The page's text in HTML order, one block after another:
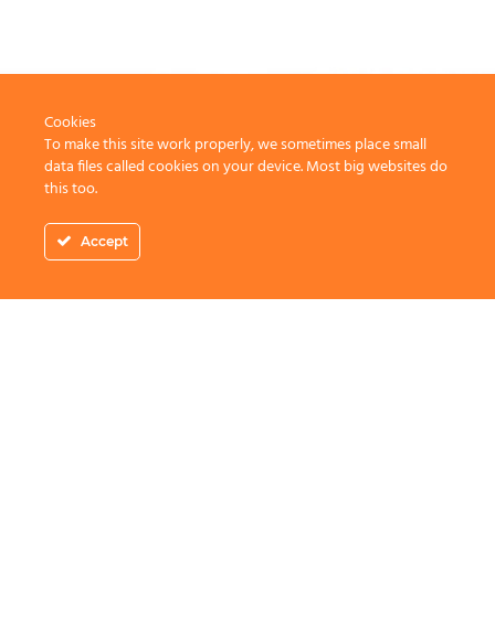
Cookies
To make this site work properly, we sometimes place small
data files called cookies on your device. Most big websites do
this too.
Accept